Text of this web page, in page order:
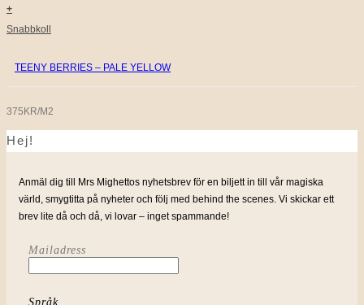
+
Snabbkoll
TEENY BERRIES – PALE YELLOW
375KR/M2
Hej!
Anmäl dig till Mrs Mighettos nyhetsbrev för en biljett in till vår magiska
värld, smygtitta på nyheter och följ med behind the scenes. Vi skickar ett
brev lite då och då, vi lovar – inget spammande!
Mailadress
Språk